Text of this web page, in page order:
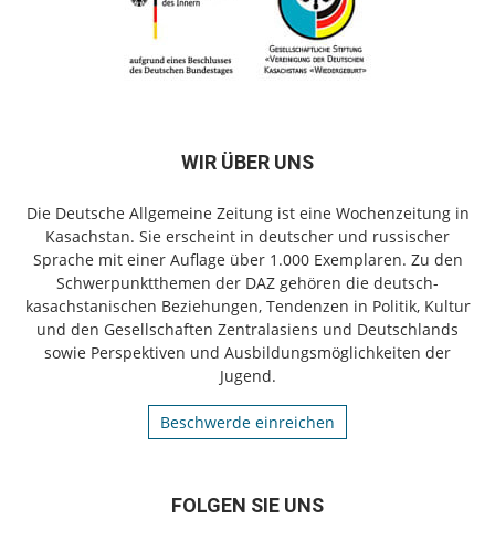
WIR ÜBER UNS
Die Deutsche Allgemeine Zeitung ist eine Wochenzeitung in
Kasachstan. Sie erscheint in deutscher und russischer
Sprache mit einer Auflage über 1.000 Exemplaren. Zu den
Schwerpunktthemen der DAZ gehören die deutsch-
kasachstanischen Beziehungen, Tendenzen in Politik, Kultur
und den Gesellschaften Zentralasiens und Deutschlands
sowie Perspektiven und Ausbildungsmöglichkeiten der
Jugend.
Beschwerde einreichen
FOLGEN SIE UNS